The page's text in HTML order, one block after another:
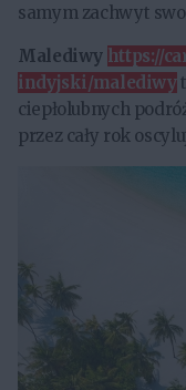
samym zachwyt
Malediwy https://
indyjski/malediwy
ciepłolubnych
przez cały rok